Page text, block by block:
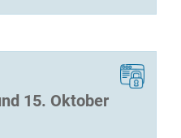
15. Oktober